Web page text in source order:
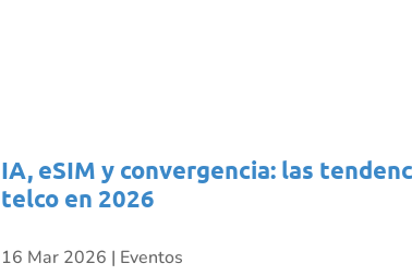
IA, eSIM y convergencia: las
telco en 2026
16 Mar 2026 | Eventos